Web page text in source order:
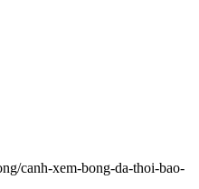
canh-xem-bong-da-thoi-bao-